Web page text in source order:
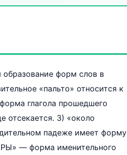
форм слов в
«пальто» относится к
глагола прошедшего
отсекается. 3) «около
падеже имеет форму
— форма именительного